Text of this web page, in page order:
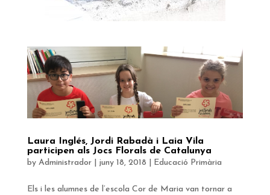
Laura Inglés, Jordi Rabadà i Laia Vila
participen als Jocs Florals de Catalunya
by Administrador| juny 18, 2018 Educació Primària
Els i les alumnes de l’escola Cor de Maria van tornar a